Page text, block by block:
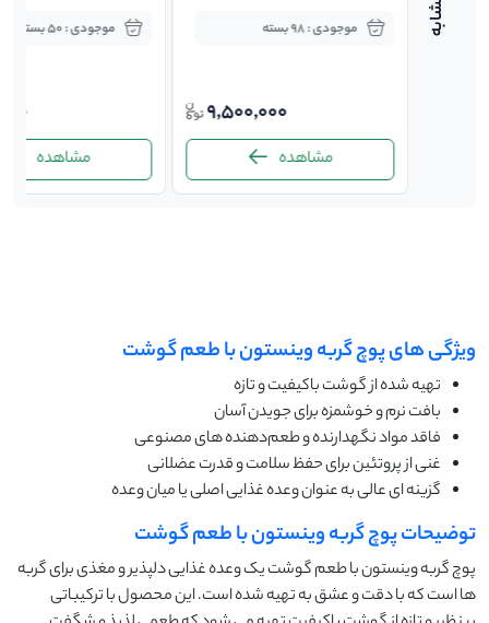
موجودی : 98 بسته
9,500,000
مشاهده
موجودی : 50 بسته
مشاهده
ویژگی های پوچ گربه وینستون با طعم گوشت
تهیه ‌شده از گوشت باکیفیت و تازه
بافت نرم و خوشمزه برای جویدن آسان
فاقد مواد نگهدارنده و طعم‌دهنده ‌های مصنوعی
غنی از پروتئین برای حفظ سلامت و قدرت عضلانی
گزینه ‌ای عالی به عنوان وعده غذایی اصلی یا میان ‌وعده
توضیحات پوچ گربه وینستون با طعم گوشت
پوچ گربه وینستون با طعم گوشت یک وعده غذایی دلپذیر و مغذی برای گربه
‌ها است که با دقت و عشق به تهیه شده است. این محصول با ترکیباتی